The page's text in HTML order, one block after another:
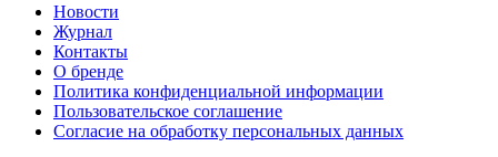
Новости
Журнал
Контакты
О бренде
Политика конфиденциальной информации
Пользовательское соглашение
Согласие на обработку персональных данных